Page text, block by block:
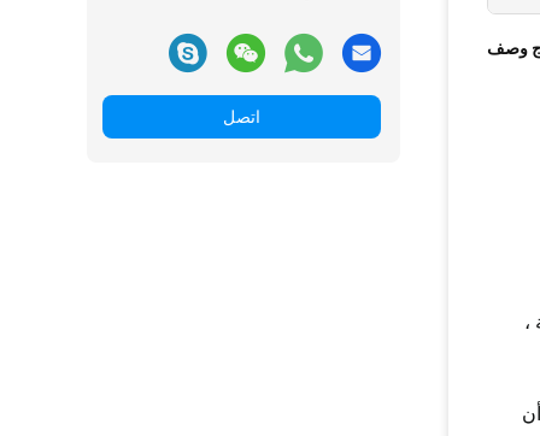
اتصل
وصف
،